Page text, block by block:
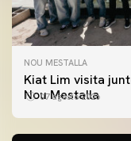
NOU MESTALLA
Kiat Lim visita
Nou Mestalla
07 agosto 2026